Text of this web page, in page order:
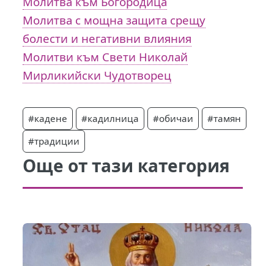
Молитва с мощна защита срещу
болести и негативни влияния
Молитви към Свети Николай
Мирликийски Чудотворец
#кадене #кадилница #обичаи
#тамян
#традиции
Още от тази категория